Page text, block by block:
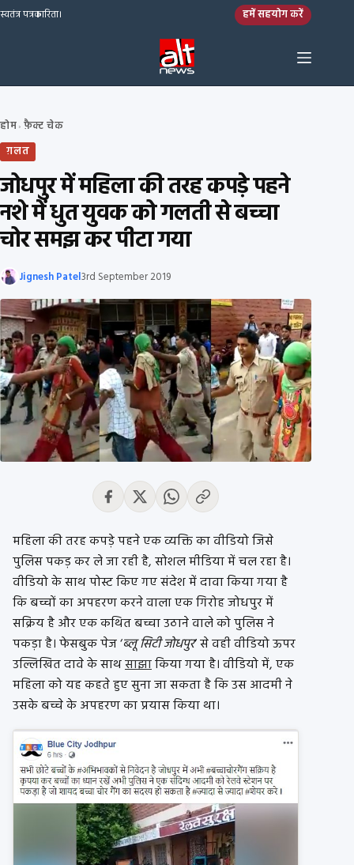
Skip to content
स्वतंत्र पत्रकारिता। हमें सहयोग करें
होम› फ़ैक्ट चेक
ग़लत
जोधपुर में महिला की तरह कपड़े पहने
नशे में धुत युवक को गलती से बच्चा
चोर समझ कर पीटा गया
Jignesh Patel3rd September 2019
महिला की तरह कपड़े पहने एक व्यक्ति का वीडियो जिसे
पुलिस पकड़ कर ले जा रही है, सोशल मीडिया में चल रहा है।
वीडियो के साथ पोस्ट किए गए संदेश में दावा किया गया है
कि बच्चों का अपहरण करने वाला एक गिरोह जोधपुर में
सक्रिय है और एक कथित बच्चा उठाने वाले को पुलिस ने
पकड़ा है। फेसबुक पेज ‘ब्लू सिटी जोधपुर‘ से वही वीडियो ऊपर
उल्लिखित दावे के साथसाझाकिया गया है। वीडियो में, एक
महिला को यह कहते हुए सुना जा सकता है कि उस आदमी ने
उसके बच्चे के अपहरण का प्रयास किया था।